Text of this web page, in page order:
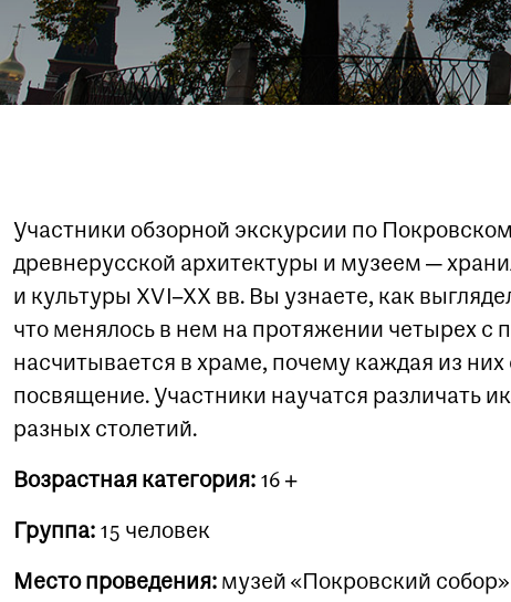
Участники обзорной экскурсии по
древнерусской архитектуры и музеем —
и культуры XVI–XX вв. Вы узнаете, как
что менялось в нем на протяжении четырех с
насчитывается в храме, почему каждая из
посвящение. Участники научатся различать
разных столетий.
Возрастная категория: 16+
Группа: 15 человек
Место проведения: музей «Покровский собор»